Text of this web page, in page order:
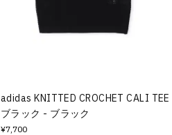
adidas KNITTED CROCHET CALI TEE
ブラック - ブラック
¥7,700